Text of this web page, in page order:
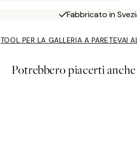
Fabbricato in
TOOL PER LA GALLERIA A PARETEVAI
Potrebbero piacerti anche